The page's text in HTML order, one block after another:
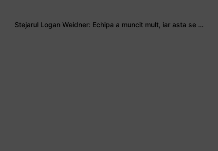
Stejarul Logan Weidner: Echipa a muncit mult, iar asta se va vedea în meciurile de la Nations Cup